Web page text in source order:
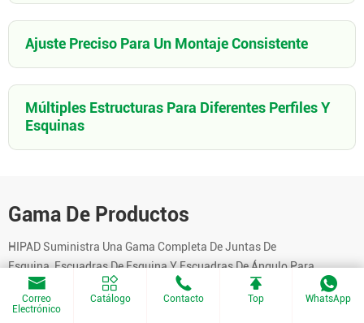
Ajuste Preciso Para Un Montaje Consistente
Múltiples Estructuras Para Diferentes Perfiles Y
Esquinas
Gama De Productos
HIPAD Suministra Una Gama Completa De Juntas De
Esquina, Escuadras De Esquina Y Escuadras De Ángulo Para
Sistemas De Herrajes De Puertas Y Ventanas.Aplicación
Típica:Marcos De Puertas Y Ventanas De Aluminio,Sistemas
Correo
Electrónico
Catálogo Contacto Top WhatsApp